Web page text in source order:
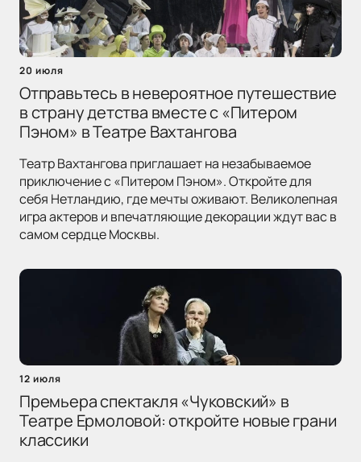
20 июля
Отправьтесь в невероятное путешествие
в страну детства вместе с «Питером
Пэном» в Театре Вахтангова
Театр Вахтангова приглашает на незабываемое
приключение с «Питером Пэном». Откройте для
себя Нетландию, где мечты оживают. Великолепная
игра актеров и впечатляющие декорации ждут вас в
самом сердце Москвы.
12 июля
Премьера спектакля «Чуковский» в
Театре Ермоловой: откройте новые грани
классики